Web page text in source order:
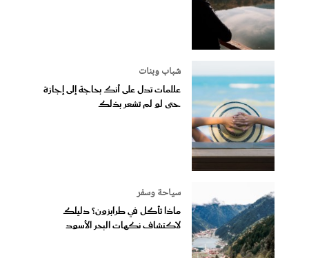
شباب وبنات
علامات تدل على أنك بحاجة إلى إجازة
حتى لو لم تشعر بذلك
سياحة وسفر
ماذا تأكل في طرابزون؟ دليلك
لاكتشاف نكهات البحر الأسود